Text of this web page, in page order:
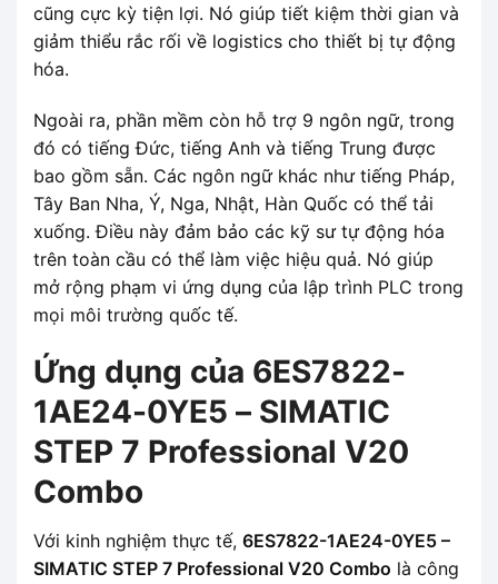
cũng cực kỳ tiện lợi. Nó giúp tiết kiệm thời gian và
giảm thiểu rắc rối về logistics cho thiết bị tự động
hóa.
Ngoài ra, phần mềm còn hỗ trợ 9 ngôn ngữ, trong
đó có tiếng Đức, tiếng Anh và tiếng Trung được
bao gồm sẵn. Các ngôn ngữ khác như tiếng Pháp,
Tây Ban Nha, Ý, Nga, Nhật, Hàn Quốc có thể tải
xuống. Điều này đảm bảo các kỹ sư tự động hóa
trên toàn cầu có thể làm việc hiệu quả. Nó giúp
mở rộng phạm vi ứng dụng của lập trình PLC trong
mọi môi trường quốc tế.
Ứng dụng của 6ES7822-
1AE24-0YE5 – SIMATIC
STEP 7 Professional V20
Combo
Với kinh nghiệm thực tế, 6ES7822-1AE24-0YE5 –
SIMATIC STEP 7 Professional V20 Combo là công